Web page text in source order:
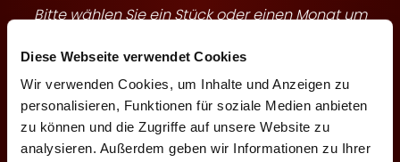
Diese Webseite verwendet Cookies
Wir verwenden Cookies, um Inhalte und Anzeigen zu
personalisieren, Funktionen für soziale Medien anbieten
zu können und die Zugriffe auf unsere Website zu
analysieren. Außerdem geben wir Informationen zu Ihrer
e
Bitte wählen Sie ein Stück oder einen Monat um
Theaterstück